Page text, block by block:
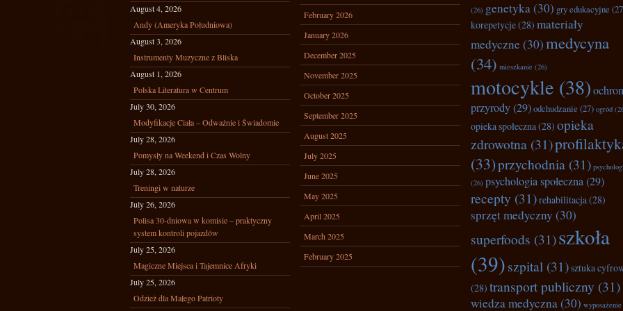
August 4, 2026
Andy (Ameryka Południowa)
August 3, 2026
Instrumenty Muzyczne z Bliska
August 1, 2026
Polska Literatura w Centrum
July 30, 2026
Modyfikacje Ciała – Odważnie i Świadomie
July 28, 2026
Pomysły na Weekend i Czas Wolny
July 28, 2026
Treningi w naturze
July 26, 2026
Polisa 30-dniowa w komisie – praktyczny
system kontroli pojazdów
July 25, 2026
Magiczne Miejsca i Tajemnice Afryki
July 25, 2026
Odzież dla Małego Patrioty
February 2026
January 2026
December 2025
November 2025
October 2025
September 2025
August 2025
July 2025
June 2025
May 2025
April 2025
March 2025
February 2025
(26) genetyka(30) gry edukacyjne
korepetycje(28) materiały
medyczne (30)medycyna
(34) mieszkanie (26)
motocykle (38)
przyrody(29)odchudzanie (27) ogród
opieka społeczna(28) opieka
zdrowotna (31)
(33)przychodnia (31)
(26) psychologia społeczna(29)
recepty (31)rehabilitacja(28)
sprzęt medyczny (30)
superfoods (31)szkoła
(39)szpital (31)sztuka
(28) transport publiczny (31)
wiedza medyczna(30) wyposażenie